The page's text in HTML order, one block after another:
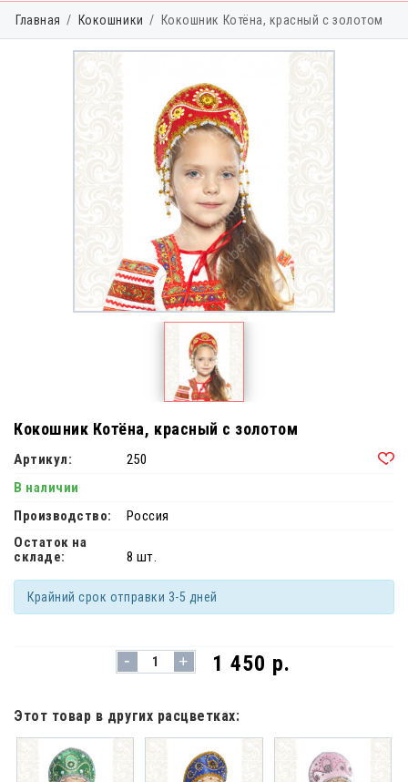
Главная Кокошники Кокошник Котёна, красный с золотом
Кокошник Котёна, красный с золотом
Артикул:
250
В наличии
Производство:
Россия
Остаток на
складе:
8 шт.
Крайний срок отправки 3-5 дней
- + 1 450 р.
Этот товар в других расцветках: